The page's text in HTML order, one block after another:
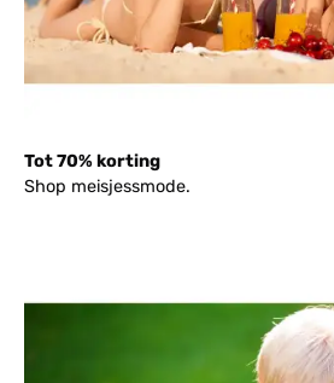
Tot 70% korting
Shop meisjessmode.